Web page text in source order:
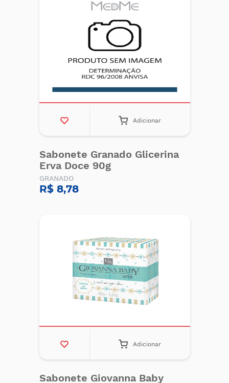
Adicionar
Sabonete Granado Glicerina
Erva Doce 90g
GRANADO
R$ 8,78
Adicionar
Sabonete Giovanna Baby